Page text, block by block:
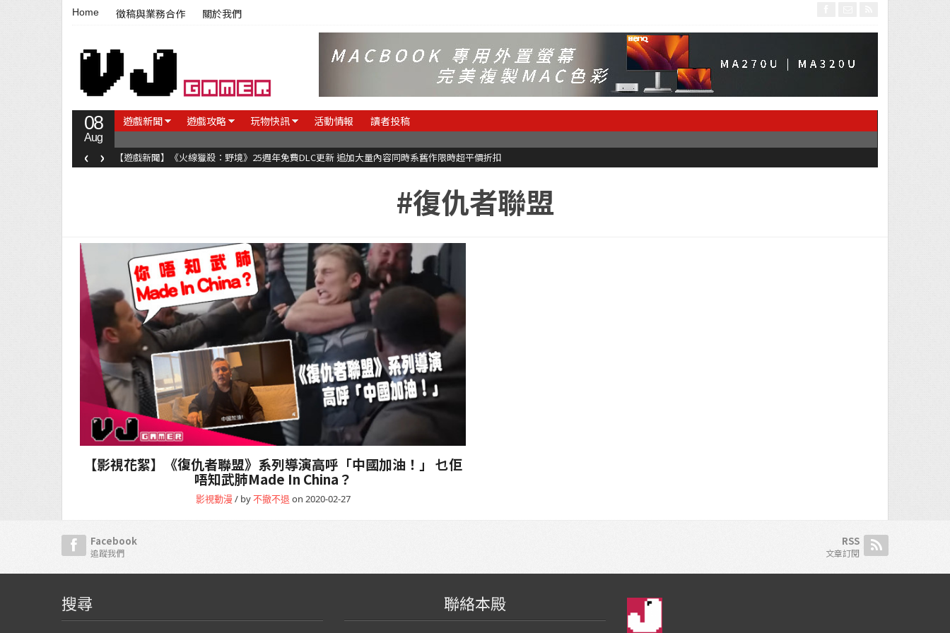
Home 徵稿與業務合作 關於我們
08
Aug
遊戲新聞 遊戲攻略 玩物快訊 活動情報 讀者投稿
【遊戲新聞】《火線獵殺：野境》25週年免費DLC更新 追加大量內容同時系舊作限時超平價折扣
‹ ›
#復仇者聯盟
【影視花絮】《復仇者聯盟》系列導演高呼「中國加油！」 乜佢
唔知武肺Made In China？
影視動漫 / by不撤不退 on 2020-02-27
Facebook
追蹤我們
RSS
文章訂閱
搜尋 聯絡本殿